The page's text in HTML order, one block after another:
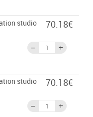
studio
70.18€
studio
70.18€